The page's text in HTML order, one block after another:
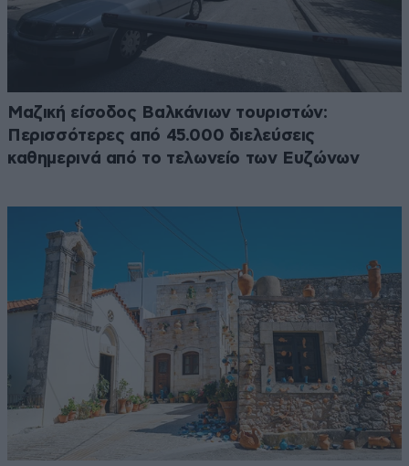
Μαζική είσοδος Βαλκάνιων τουριστών:
Περισσότερες από 45.000 διελεύσεις
καθημερινά από το τελωνείο των Ευζώνων